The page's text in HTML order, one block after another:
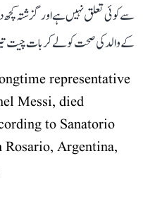
سے کوئی تعلق نہیں ہے اور گزشتہ
کے والد کی صحت کو لے کر بات چیت
representative
Messi, died
to Sanatorio
Argentina,